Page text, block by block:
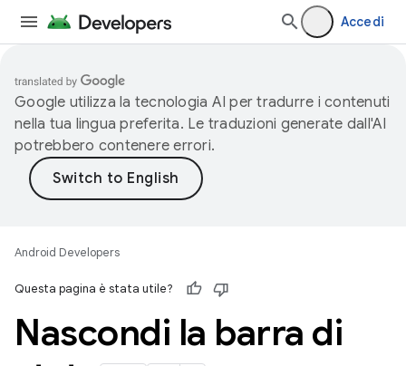
Accedi
Google utilizza la tecnologia AI per tradurre i contenuti
nella tua lingua preferita. Le traduzioni generate dall'AI
potrebbero contenere errori.
Android Developers
Questa pagina è stata utile?
Nascondi la barra di